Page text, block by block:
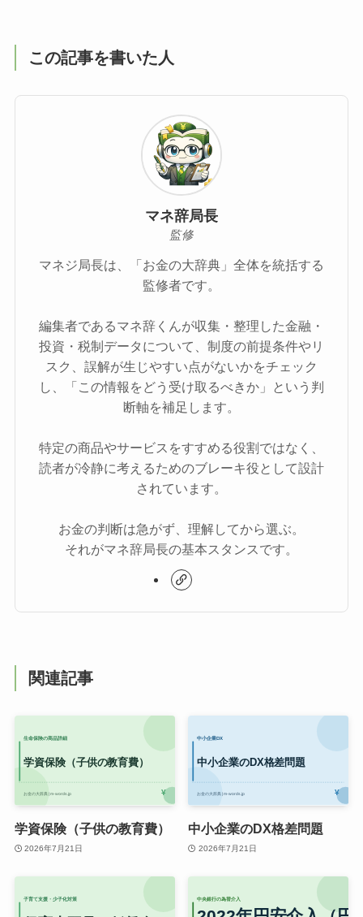
この記事を書いた人
マネ辞局長
監修
マネジ局長は、「お金の大辞典」全体を統括する
監修者です。
編集者であるマネ辞くんが収集・整理した金融・
投資・税制データについて、制度の前提条件やリ
スク、誤解が生じやすい点がないかをチェック
し、「この情報をどう受け取るべきか」という判
断軸を補足します。
特定の商品やサービスをすすめる役割ではなく、
読者が冷静に考えるためのブレーキ役として設計
されています。
お金の判断は急がず、理解してから選ぶ。
それがマネ辞局長の基本スタンスです。
関連記事
学資保険（子供の教育費）
2026年7月21日
中小企業のDX格差問題
2026年7月21日